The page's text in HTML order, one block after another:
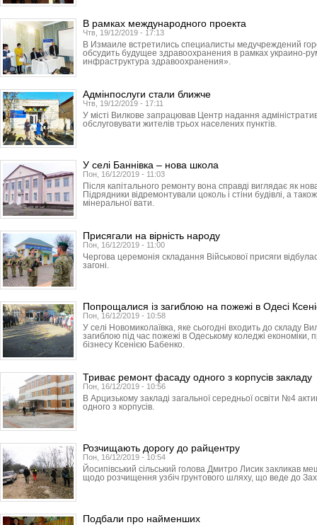
В рамках международного проекта
Чтв, 19/12/2019 - 17:13
В Измаиле встретились специалисты медучреждений
обсудить будущее здравоохранения в рамках украино-
инфраструктура здравоохранения».
Адмінпослуги стали ближче
Чтв, 19/12/2019 - 17:11
У місті Вилкове запрацював Центр надання
обслуговувати жителів трьох населених пунктів.
У селі Баннівка – нова школа
Пон, 16/12/2019 - 11:03
Після капітального ремонту вона справді виглядає як
Підрядники відремонтували цоколь і стіни будівлі, а
мінеральної вати.
Присягали на вірність народу
Пон, 16/12/2019 - 11:00
Чергова церемонія складання Військової присяги
загоні.
Попрощалися із загиблою на пожежі в Одесі
Пон, 16/12/2019 - 10:58
У селі Новомиколаївка, яке сьогодні входить до складу
загиблою під час пожежі в Одеському коледжі економіки,
бізнесу Ксенією Бабенко.
Триває ремонт фасаду одного з корпусів закладу
Пон, 16/12/2019 - 10:56
В Арцизькому закладі загальної середньої освіти №4
одного з корпусів.
Розчищають дорогу до райцентру
Пон, 16/12/2019 - 10:54
Йосипівський сільський голова Дмитро Лисик закликав
щодо розчищення узбіч грунтового шляху, що веде до
Подбали про найменших